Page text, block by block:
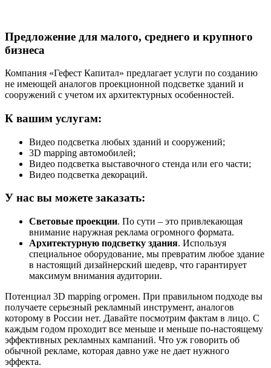
Предложение для малого, среднего и крупного
бизнеса
Компания «Гефест Капитал» предлагает услуги по созданию
не имеющей аналогов проекционной подсветке зданий и
сооружений с учетом их архитектурных особенностей.
К вашим услугам:
Видео подсветка любых зданий и сооружений;
3D mapping автомобилей;
Видео подсветка выставочного стенда или его части;
Видео подсветка декораций.
У нас вы можете заказать:
Световые проекции. По сути – это привлекающая
внимание наружная реклама огромного формата.
Архитектурную подсветку здания. Используя
специальное оборудование, мы превратим любое здание
в настоящий дизайнерский шедевр, что гарантирует
максимум внимания аудитории.
Потенциал 3D mapping огромен. При правильном подходе вы
получаете серьезный рекламный инструмент, аналогов
которому в России нет. Давайте посмотрим фактам в лицо. С
каждым годом проходит все меньше и меньше по-настоящему
эффективных рекламных кампаний. Что уж говорить об
обычной рекламе, которая давно уже не дает нужного
эффекта.